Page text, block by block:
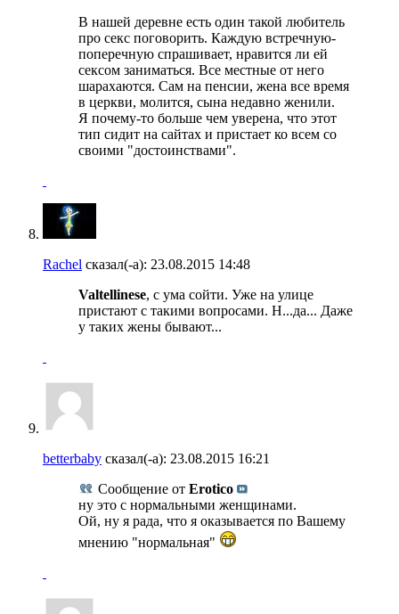
В нашей деревне есть один такой любитель
про секс поговорить. Каждую встречную-
поперечную спрашивает, нравится ли ей
сексом заниматься. Все местные от него
шарахаются. Сам на пенсии, жена все время
в церкви, молится, сына недавно женили.
Я почему-то больше чем уверена, что этот
тип сидит на сайтах и пристает ко всем со
своими "достоинствами".
Rachel сказал(-а): 23.08.2015 14:48
Valtellinese, с ума сойти. Уже на улице
пристают с такими вопросами. Н...да... Даже
у таких жены бывают...
betterbaby сказал(-а): 23.08.2015 16:21
Сообщение от Erotico
ну это с нормальными женщинами.
Ой, ну я рада, что я оказывается по Вашему
мнению "нормальная"